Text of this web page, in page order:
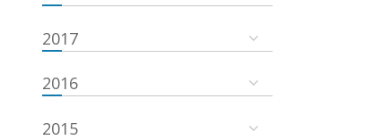
2017
2016
2015